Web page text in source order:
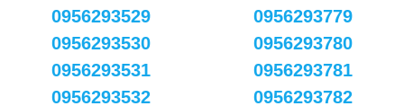
0956293529
0956293530
0956293531
0956293532
0956293779
0956293780
0956293781
0956293782